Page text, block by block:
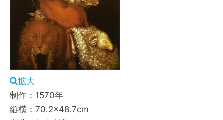
拡大
制作：1570年
縦横：70.2×48.7cm